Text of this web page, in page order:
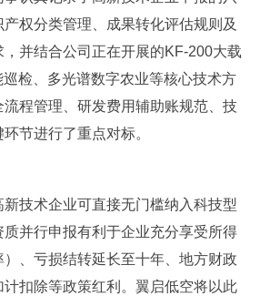
权分类管理、成果转化评估规则及
，并结合公司正在开展的KF-200大载
检、多光谱数字农业等核心技术方
流程管理、研发费用辅助账规范、技
节进行了重点对标。
技术企业可直接无门槛纳入科技型
质并行申报有利于企业充分享受所得
、亏损结转延长至十年、地方财政
扣除等政策红利。翼启低空将以此